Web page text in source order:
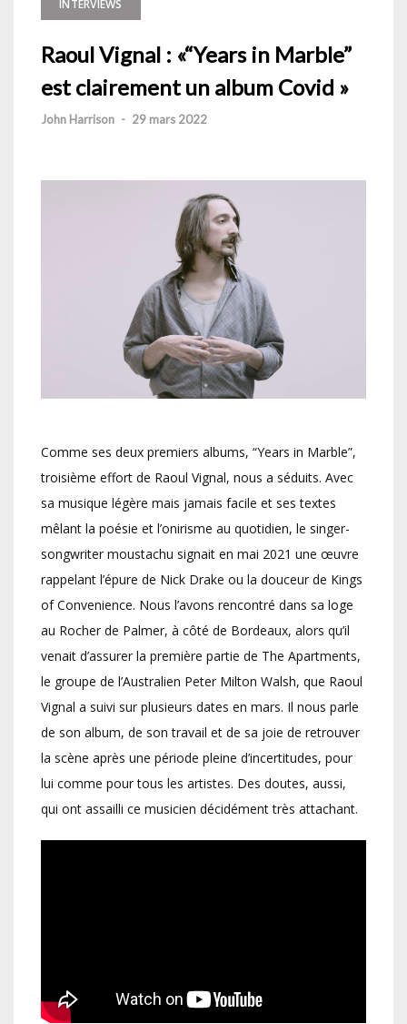
INTERVIEWS
Raoul Vignal : «“Years in Marble”
est clairement un album Covid »
John Harrison - 29 mars 2022
Comme ses deux premiers albums, “Years in Marble”,
troisième effort de Raoul Vignal, nous a séduits. Avec
sa musique légère mais jamais facile et ses textes
mêlant la poésie et l’onirisme au quotidien, le singer-
songwriter moustachu signait en mai 2021 une œuvre
rappelant l’épure de Nick Drake ou la douceur de Kings
of Convenience. Nous l’avons rencontré dans sa loge
au Rocher de Palmer, à côté de Bordeaux, alors qu’il
venait d’assurer la première partie de The Apartments,
le groupe de l’Australien Peter Milton Walsh, que Raoul
Vignal a suivi sur plusieurs dates en mars. Il nous parle
de son album, de son travail et de sa joie de retrouver
la scène après une période pleine d’incertitudes, pour
lui comme pour tous les artistes. Des doutes, aussi,
qui ont assailli ce musicien décidément très attachant.